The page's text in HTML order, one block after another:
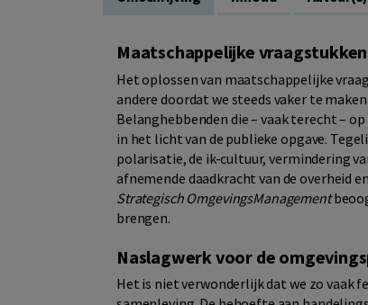
Maatschappelijke
Het oplossen van maatschappelijke
andere doordat we steeds vaker te
Belanghebbenden die – vaak terecht –
in het licht van de publieke opgave.
polarisatie, de ik-cultuur, vermindering
afnemende daadkracht van de overheid
Strategisch OmgevingsManagement
brengen.
Naslagwerk voor de
Het is niet verwonderlijk dat we zo vaak